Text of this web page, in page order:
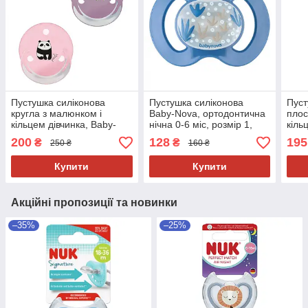
Пустушка силіконова
кругла з малюнком і
кільцем дівчинка, Baby-
Nova, 2шт
200 ₴ 250 ₴
Купити
Пустушка силіконова
Baby-Nova, ортодонтична
нічна 0-6 міс, розмір 1,
блакитна
128₴ 160 ₴
Купити
міс
Акційні пропозиції та новинки
–35% –25%